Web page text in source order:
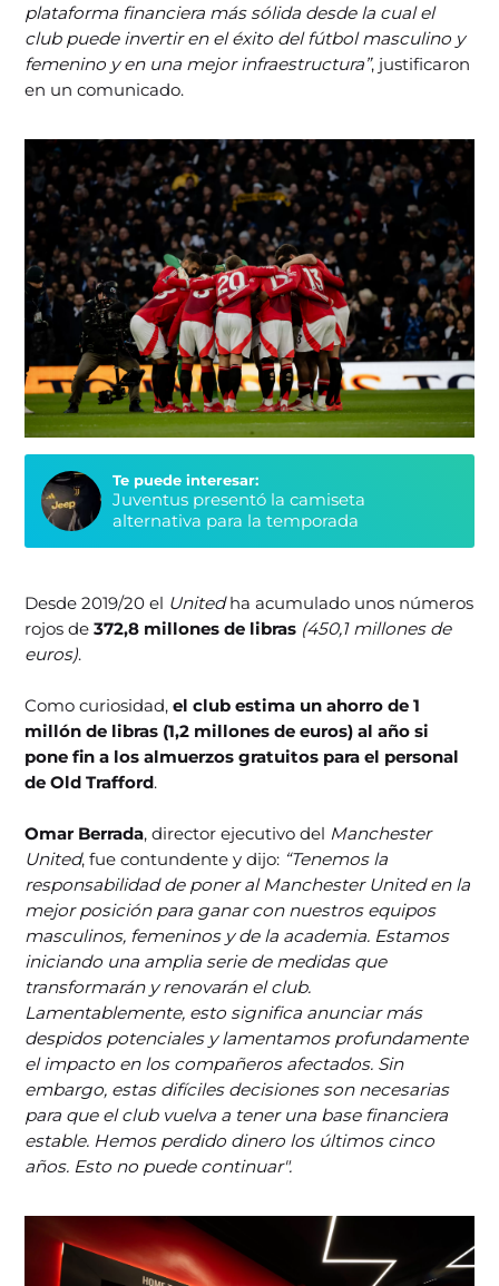
plataforma financiera más sólida desde la cual el
club puede invertir en el éxito del fútbol masculino y
femenino y en una mejor infraestructura”, justificaron
en un comunicado.
Te puede interesar:
Juventus presentó la camiseta
alternativa para la temporada
Desde 2019/20 el Unitedha acumulado unos números
rojos de372,8 millones de libras (450,1 millones de
euros).
Como curiosidad, el club estima un ahorro de 1
millón de libras (1,2 millones de euros) al año si
pone fin a los almuerzos gratuitos para el personal
de Old Trafford.
Omar Berrada, director ejecutivo del Manchester
United, fue contundente y dijo: “Tenemos la
responsabilidad de poner al Manchester United en la
mejor posición para ganar con nuestros equipos
masculinos, femeninos y de la academia. Estamos
iniciando una amplia serie de medidas que
transformarán y renovarán el club.
Lamentablemente, esto significa anunciar más
despidos potenciales y lamentamos profundamente
el impacto en los compañeros afectados. Sin
embargo, estas difíciles decisiones son necesarias
para que el club vuelva a tener una base financiera
estable. Hemos perdido dinero los últimos cinco
años. Esto no puede continuar".